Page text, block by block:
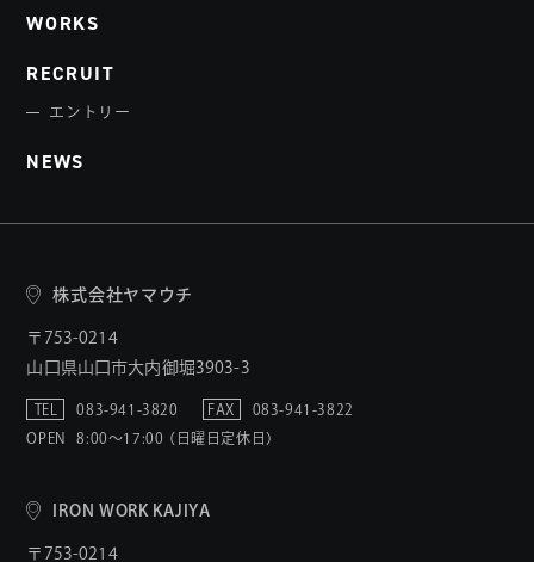
WORKS
RECRUIT
エントリー
NEWS
株式会社ヤマウチ
〒753-0214
山口県山口市大内御堀3903-3
TEL 083-941-3820 FAX
083-941-3822
OPEN
8:00〜17:00 （日曜日定休日）
IRON WORK KAJIYA
〒753-0214